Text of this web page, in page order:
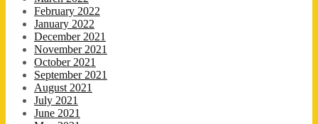
February 2022
January 2022
December 2021
November 2021
October 2021
September 2021
August 2021
July 2021
June 2021